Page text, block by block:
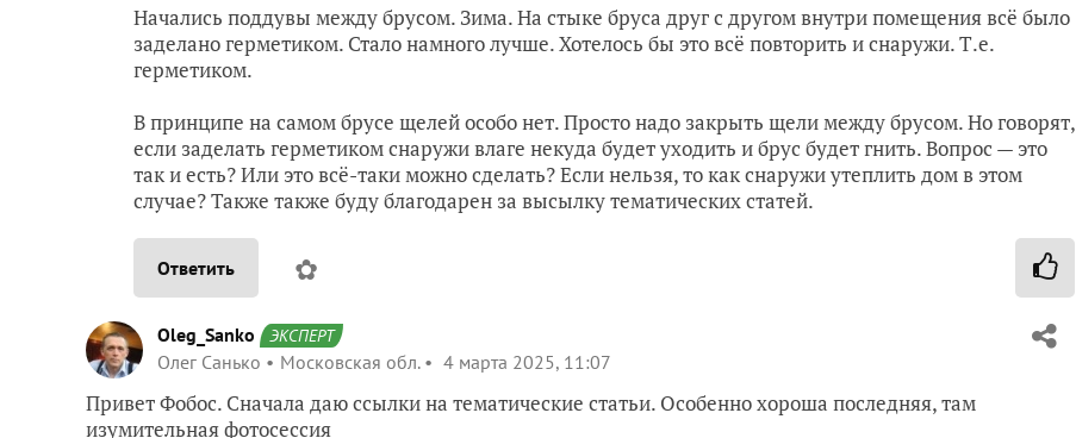
Начались поддувы между брусом. Зима. На стыке бруса друг с другом внутри помещения всё было
заделано герметиком. Стало намного лучше. Хотелось бы это всё повторить и снаружи. Т.е.
герметиком.
В принципе на самом брусе щелей особо нет. Просто надо закрыть щели между брусом. Но говорят,
если заделать герметиком снаружи влаге некуда будет уходить и брус будет гнить. Вопрос — это
так и есть? Или это всё-таки можно сделать? Если нельзя, то как снаружи утеплить дом в этом
случае? Также также буду благодарен за высылку тематических статей.
Ответить ✿
Oleg_Sanko ЭКСПЕРТ
Олег Санько Московская обл. 4 марта 2025, 11:07
Привет Фобос. Сначала даю ссылки на тематические статьи. Особенно хороша последняя, там
изумительная фотосессия